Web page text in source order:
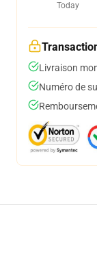
Today
Livraison
Numéro de